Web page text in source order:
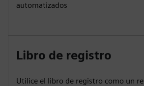
automatizados
Libro de registro
Utilice el libro de registro como un